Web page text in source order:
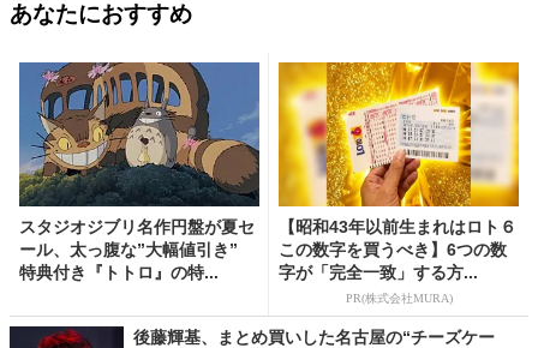
あなたにおすすめ
スタジオジブリ名作円盤が夏セ
ール、太っ腹な”大幅値引き”
特典付き『トトロ』の特...
【昭和43年以前生まれはロト６
この数字を買うべき】6つの数
字が「完全一致」する方...
PR(株式会社MURA)
後藤輝基、まとめ買いした名古屋の“チーズケー